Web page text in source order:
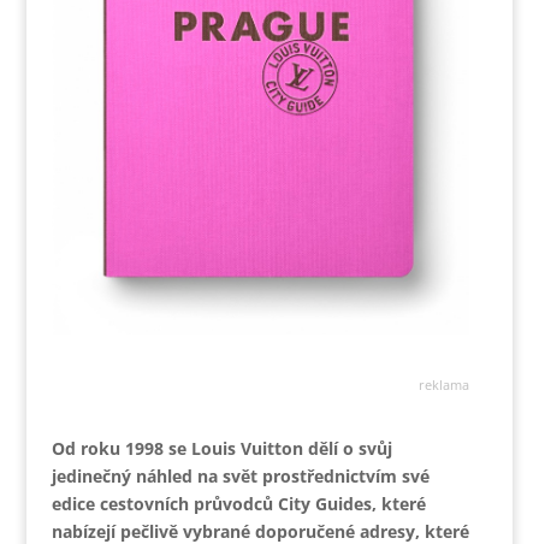
reklama
Od roku 1998 se Louis Vuitton dělí o svůj
jedinečný náhled na svět prostřednictvím své
edice cestovních průvodců City Guides, které
nabízejí pečlivě vybrané doporučené adresy, které